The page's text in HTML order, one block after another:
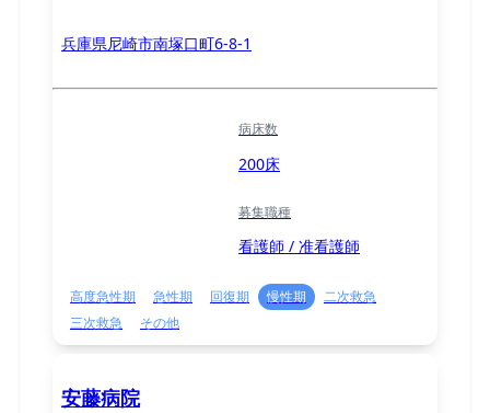
兵庫県尼崎市南塚口町6-8-1
病床数
200床
募集職種
看護師 / 准看護師
高度急性期 急性期 回復期 慢性期
二次救急
三次救急
その他
安藤病院